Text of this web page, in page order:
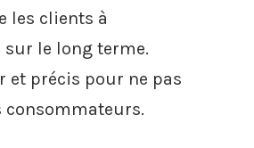
les clients à
sur le long terme.
et précis pour ne pas
consommateurs.